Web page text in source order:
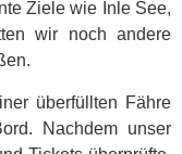
Ziele wie Inle See,
wir noch andere
überfüllten Fähre
Nachdem unser